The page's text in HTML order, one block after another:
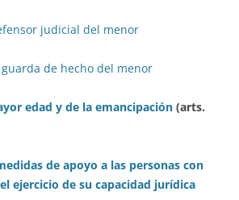
judicial del menor
de hecho del menor
edad y de la emancipación (arts.
de apoyo a las personas con
ejercicio de su capacidad jurídica